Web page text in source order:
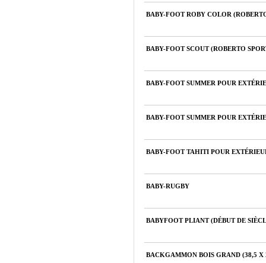
BABY-FOOT ROBY COLOR
BABY-FOOT SCOUT (ROBERTO
BABY-FOOT SUMMER POUR
BABY-FOOT SUMMER POUR
BABY-FOOT TAHITI POUR
BABY-RUGBY
BABYFOOT PLIANT (DÉBUT DE
BACKGAMMON BOIS GRAND (38,5 X